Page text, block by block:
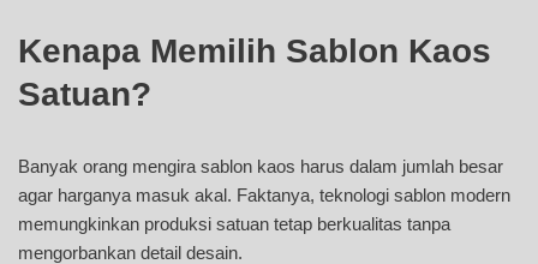
Kenapa Memilih Sablon Kaos
Satuan?
Banyak orang mengira sablon kaos harus dalam jumlah besar
agar harganya masuk akal. Faktanya, teknologi sablon modern
memungkinkan produksi satuan tetap berkualitas tanpa
mengorbankan detail desain.